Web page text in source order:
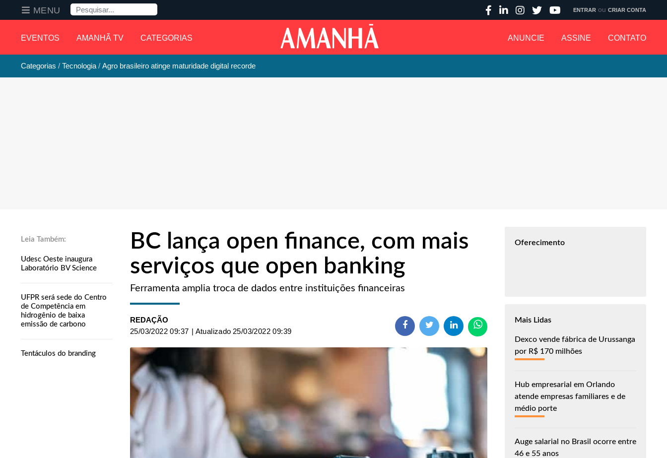
EVENTOS AMANHÃ TV CATEGORIAS ANUNCIE ASSINE CONTATO
MENU Pesquisa ENTRAR ou CRIAR CONTA
Categorias Tecnologia Agro brasileiro atinge maturidade digital recorde
Udesc Oeste inaugura
Laboratório BV Science
UFPR será sede do Centro
de Competência em
hidrogênio de baixa
emissão de carbono
Tentáculos do branding
BC lança open finance, com mais
serviços que open banking
Ferramenta amplia troca de dados entre instituições financeiras
REDAÇÃO
25/03/2022 09:37 | Atualizado 25/03/2022 09:39
Oferecimento
Mais Lidas
Dexco vende fábrica de Urussanga
por R$ 170 milhões
Hub empresarial em Orlando
atende empresas familiares e de
médio porte
Auge salarial no Brasil ocorre entre
46 e 55 anos